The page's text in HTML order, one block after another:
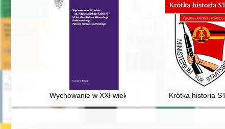
Wychowanie w XXI wieku : 80. rocznica heroicznej
Krótka historia